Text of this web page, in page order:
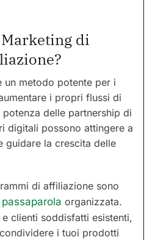
di
un metodo potente per i
i propri flussi di
delle partnership di
digitali possono attingere a
guidare la crescita delle
di affiliazione sono
organizzata.
clienti soddisfatti esistenti,
i tuoi prodotti